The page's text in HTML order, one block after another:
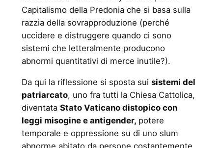
Capitalismo della Predonia che si basa sulla
razzia della sovrapproduzione (perché
uccidere e distruggere quando ci sono
sistemi che letteralmente producono
abnormi quantitativi di merce inutile?).
Da qui la riflessione si sposta sui sistemi del
patriarcato, uno fra tutti la Chiesa Cattolica,
diventata Stato Vaticano distopico con
leggi misogine e antigender, potere
temporale e oppressione su di uno slum
abnorme abitato da persone costantemente